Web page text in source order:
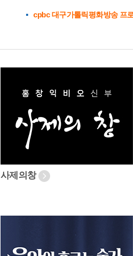
cpbc 대구가톨릭평화방송 프
사제의창